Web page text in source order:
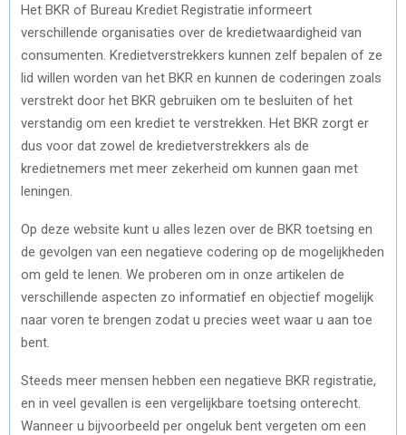
Het BKR of Bureau Krediet Registratie informeert
verschillende organisaties over de kredietwaardigheid van
consumenten. Kredietverstrekkers kunnen zelf bepalen of ze
lid willen worden van het BKR en kunnen de coderingen zoals
verstrekt door het BKR gebruiken om te besluiten of het
verstandig om een krediet te verstrekken. Het BKR zorgt er
dus voor dat zowel de kredietverstrekkers als de
kredietnemers met meer zekerheid om kunnen gaan met
leningen.
Op deze website kunt u alles lezen over de BKR toetsing en
de gevolgen van een negatieve codering op de mogelijkheden
om geld te lenen. We proberen om in onze artikelen de
verschillende aspecten zo informatief en objectief mogelijk
naar voren te brengen zodat u precies weet waar u aan toe
bent.
Steeds meer mensen hebben een negatieve BKR registratie,
en in veel gevallen is een vergelijkbare toetsing onterecht.
Wanneer u bijvoorbeeld per ongeluk bent vergeten om een